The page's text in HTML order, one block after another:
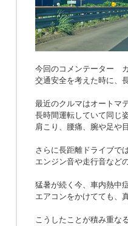
今回のコメンテーター
交通安全を考えた時に、
最近のクルマはオートマ
長時間運転していて同じ
肩こり、腰痛、腕や足や
さらに長距離ドライブで
エンジン音や走行音など
猛暑が続く今、車内熱中
エアコンをかけてても、
こうしたことが積み重な